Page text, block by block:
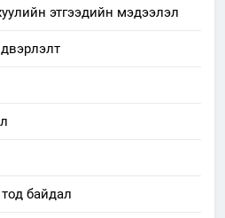
этгээдийн мэдээлэл
байдал
ЫН САЛБАР ЗӨВЛӨЛ
тайланд хийсэн